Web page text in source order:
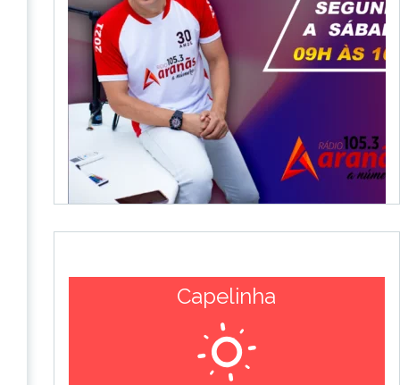
Capelinha